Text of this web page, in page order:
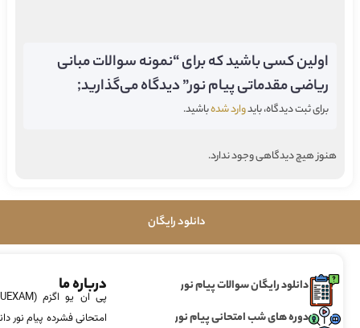
اولین کسی باشید که برای “نمونه سوالات مبانی
ریاضی مقدماتی پیام نور” دیدگاه می‌گذارید;
برای ثبت دیدگاه، بایدوارد شدهباشید.
هنوز هیچ دیدگاهی وجود ندارد.
دانلود رایگان
دانلود رایگان سوالات پیام نور
دوره های شب امتحانی پیام نور
درباره ما
امتحانی فشرده پیام نور